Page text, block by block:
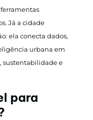
Já a cidade
ela conecta dados,
urbana em
sustentabilidade e
para